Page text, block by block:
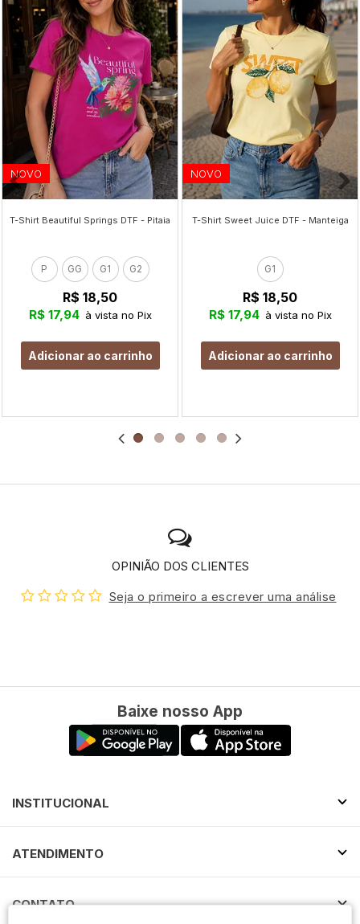
NOVO
T-Shirt Beautiful Springs DTF - Pitaia
P GG G1 G2
R$ 18,50
R$ 17,94 à vista no Pix
Adicionar ao carrinho
NOVO
T-Shirt Sweet Juice DTF - Manteiga
G1
R$ 18,50
R$ 17,94 à vista no Pix
Adicionar ao carrinho
OPINIÃO DOS CLIENTES
Seja o primeiro a escrever uma análise
Baixe nosso App
INSTITUCIONAL
ATENDIMENTO
CONTATO